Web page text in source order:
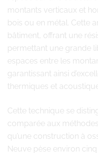
montants verticaux et
bois ou en métal. Cette
bâtiment, offrant une
permettant une grande
espaces entre les
garantissant ainsi
thermiques et
Cette technique se
comparée aux
qu’une construction à
Neuve pèse environ